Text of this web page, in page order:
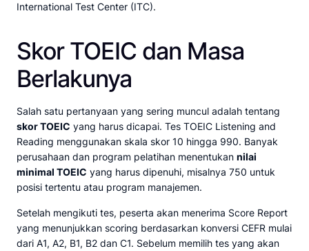
International Test Center (ITC).
Skor TOEIC dan Masa
Berlakunya
Salah satu pertanyaan yang sering muncul adalah tentang
skor TOEIC yang harus dicapai. Tes TOEIC Listening and
Reading menggunakan skala skor 10 hingga 990. Banyak
perusahaan dan program pelatihan menentukannilai
minimal TOEIC yang harus dipenuhi, misalnya 750 untuk
posisi tertentu atau program manajemen.
Setelah mengikuti tes, peserta akan menerima Score Report
yang menunjukkan scoring berdasarkan konversi CEFR mulai
dari A1, A2, B1, B2 dan C1. Sebelum memilih tes yang akan